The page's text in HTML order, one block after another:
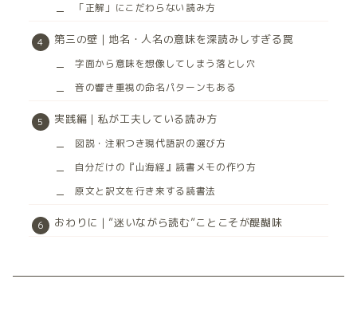
「正解」にこだわらない読み方
第三の壁｜地名・人名の意味を深読みしすぎる罠
字面から意味を想像してしまう落とし穴
音の響き重視の命名パターンもある
実践編｜私が工夫している読み方
図説・注釈つき現代語訳の選び方
自分だけの『山海経』読書メモの作り方
原文と訳文を行き来する読書法
おわりに｜”迷いながら読む”ことこそが醍醐味